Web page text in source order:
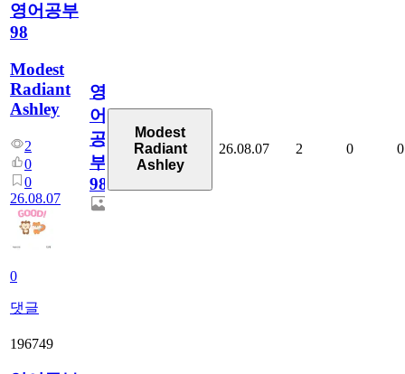
영어공부
98
Modest
Radiant
Ashley
2
0
0
26.08.07
0
댓글
영
어
공
부
98
Modest
Radiant
Ashley
26.08.07 2 0 0
196749